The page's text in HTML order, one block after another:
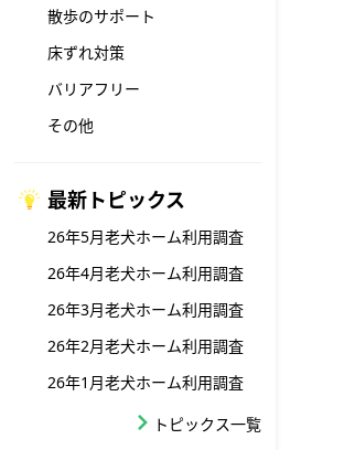
散歩のサポート
床ずれ対策
バリアフリー
その他
最新トピックス
26年5月老犬ホーム利用調査
26年4月老犬ホーム利用調査
26年3月老犬ホーム利用調査
26年2月老犬ホーム利用調査
26年1月老犬ホーム利用調査
トピックス一覧